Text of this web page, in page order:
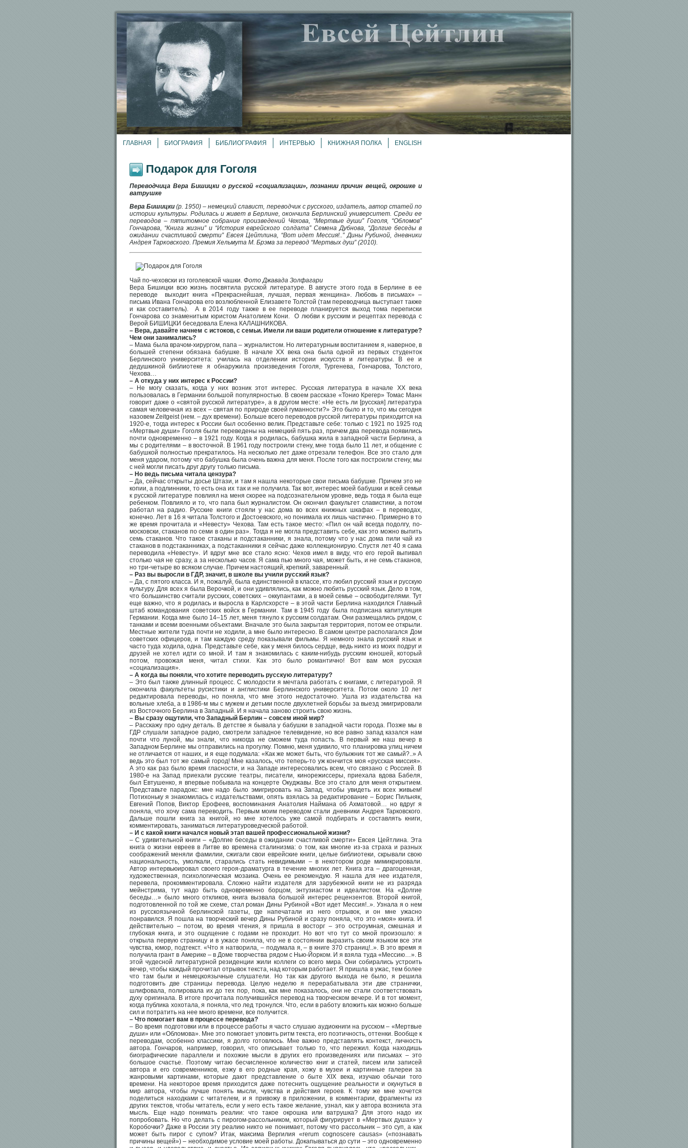
ГЛАВНАЯ БИОГРАФИЯ БИБЛИОГРАФИЯ ИНТЕРВЬЮ КНИЖНАЯ ПОЛКА ENGLISH
Подарок для Гоголя
Переводчица Вера Бишицки о русской «социализации», познании причин вещей, окрошке и
ватрушке
Вера Бишицки (р. 1950) – немецкий славист, переводчик с русского, издатель, автор статей по
истории культуры. Родилась и живет в Берлине, окончила Берлинский университет. Среди ее
переводов – пятитомное собрание произведений Чехова, “Мертвые души” Гоголя, “Обломов”
Гончарова, “Книга жизни” и “История еврейского солдата” Cемена Дубнова, “Долгие беседы в
ожидании счастливой смерти” Евсея Цейтлина, “Вот идет Мессия!..” Дины Рубиной, дневники
Андрея Тарковского. Премия Хельмута М. Брэма за перевод “Мертвых душ” (2010).
Чай по-чеховски из гоголевской чашки. Фото Джавада Золфагари
Вера Бишицки всю жизнь посвятила русской литературе. В августе этого года в Берлине в ее
переводе выходит книга «Прекраснейшая, лучшая, первая женщина». Любовь в письмах» –
письма Ивана Гончарова его возлюбленной Елизавете Толстой (там переводчица выступает также
и как составитель). А в 2014 году также в ее переводе планируется выход тома переписки
Гончарова со знаменитым юристом Анатолием Кони. О любви к русским и рецептах перевода с
Верой БИШИЦКИ беседовала Елена КАЛАШНИКОВА.
– Вера, давайте начнем с истоков, с семьи. Имели ли ваши родители отношение к литературе?
Чем они занимались?
– Мама была врачом-хирургом, папа – журналистом. Но литературным воспитанием я, наверное, в
большей степени обязана бабушке. В начале XX века она была одной из первых студенток
Берлинского университета: училась на отделении истории искусств и литературы. В ее и
дедушкиной библиотеке я обнаружила произведения Гоголя, Тургенева, Гончарова, Толстого,
Чехова…
– А откуда у них интерес к России?
– Не могу сказать, когда у них возник этот интерес. Русская литература в начале XX века
пользовалась в Германии большой популярностью. В своем рассказе «Тонио Крегер» Томас Манн
говорит даже о «святой русской литературе», а в другом месте: «Не есть ли [русская] литература
самая человечная из всех – святая по природе своей гуманности?» Это было и то, что мы сегодня
назовем Zeitgeist (нем. – дух времени). Больше всего переводов русской литературы приходится на
1920-е, тогда интерес к России был особенно велик. Представьте себе: только с 1921 по 1925 год
«Мертвые души» Гоголя были переведены на немецкий пять раз, причем два перевода появились
почти одновременно – в 1921 году. Когда я родилась, бабушка жила в западной части Берлина, а
мы с родителями – в восточной. В 1961 году построили стену, мне тогда было 11 лет, и общение с
бабушкой полностью прекратилось. На несколько лет даже отрезали телефон. Все это стало для
меня ударом, потому что бабушка была очень важна для меня. После того как построили стену, мы
с ней могли писать друг другу только письма.
– Но ведь письма читала цензура?
– Да, сейчас открыты досье Штази, и там я нашла некоторые свои письма бабушке. Причем это не
копии, а подлинники, то есть она их так и не получила. Так вот, интерес моей бабушки и всей семьи
к русской литературе повлиял на меня скорее на подсознательном уровне, ведь тогда я была еще
ребенком. Повлияло и то, что папа был журналистом. Он окончил факультет славистики, а потом
работал на радио. Русские книги стояли у нас дома во всех книжных шкафах – в переводах,
конечно. Лет в 16 я читала Толстого и Достоевского, но понимала их лишь частично. Примерно в то
же время прочитала и «Невесту» Чехова. Там есть такое место: «Пил он чай всегда подолгу, по-
московски, стаканов по семи в один раз». Тогда я не могла представить себе, как это можно выпить
семь стаканов. Что такое стаканы и подстаканники, я знала, потому что у нас дома пили чай из
стаканов в подстаканниках, а подстаканники я сейчас даже коллекционирую. Спустя лет 40 я сама
переводила «Невесту». И вдруг мне все стало ясно: Чехов имел в виду, что его герой выпивал
столько чая не сразу, а за несколько часов. Я сама пью много чая, может быть, и не семь стаканов,
но три-четыре во всяком случае. Причем настоящий, крепкий, заваренный.
– Раз вы выросли в ГДР, значит, в школе вы учили русский язык?
– Да, с пятого класса. И я, пожалуй, была единственной в классе, кто любил русский язык и русскую
культуру. Для всех я была Верочкой, и они удивлялись, как можно любить русский язык. Дело в том,
что большинство считали русских, советских – оккупантами, а в моей семье – освободителями. Тут
еще важно, что я родилась и выросла в Карлсхорсте – в этой части Берлина находился Главный
штаб командования советских войск в Германии. Там в 1945 году была подписана капитуляция
Германии. Когда мне было 14–15 лет, меня тянуло к русским солдатам. Они размещались рядом, с
танками и всеми военными объектами. Вначале это была закрытая территория, потом ее открыли.
Местные жители туда почти не ходили, а мне было интересно. В самом центре располагался Дом
советских офицеров, и там каждую среду показывали фильмы. Я немного знала русский язык и
часто туда ходила, одна. Представьте себе, как у меня билось сердце, ведь никто из моих подруг и
друзей не хотел идти со мной. И там я знакомилась с каким-нибудь русским юношей, который
потом, провожая меня, читал стихи. Как это было романтично! Вот вам моя русская
«социализация».
– А когда вы поняли, что хотите переводить русскую литературу?
– Это был также длинный процесс. С молодости я мечтала работать с книгами, с литературой. Я
окончила факультеты русистики и англистики Берлинского университета. Потом около 10 лет
редактировала переводы, но поняла, что мне этого недостаточно. Ушла из издательства на
вольные хлеба, а в 1986-м мы с мужем и детьми после двухлетней борьбы за выезд эмигрировали
из Восточного Берлина в Западный. И я начала заново строить свою жизнь.
– Вы сразу ощутили, что Западный Берлин – совсем иной мир?
– Расскажу про одну деталь. В детстве я бывала у бабушки в западной части города. Позже мы в
ГДР слушали западное радио, смотрели западное телевидение, но все равно запад казался нам
почти что луной, мы знали, что никогда не сможем туда попасть. В первый же наш вечер в
Западном Берлине мы отправились на прогулку. Помню, меня удивило, что планировка улиц ничем
не отличается от наших, и я еще подумала: «Как же может быть, что булыжник тот же самый?..» А
ведь это был тот же самый город! Мне казалось, что теперь-то уж кончится моя «русская миссия».
А это как раз было время гласности, и на Западе интересовались всем, что связано с Россией. В
1980-е на Запад приехали русские театры, писатели, кинорежиссеры, приехала вдова Бабеля,
был Евтушенко, я впервые побывала на концерте Окуджавы. Все это стало для меня открытием.
Представьте парадокс: мне надо было эмигрировать на Запад, чтобы увидеть их всех живьем!
Потихоньку я знакомилась с издательствами, опять взялась за редактирование – Борис Пильняк,
Евгений Попов, Виктор Ерофеев, воспоминания Анатолия Наймана об Ахматовой… но вдруг я
поняла, что хочу сама переводить. Первым моим переводом стали дневники Андрея Тарковского.
Дальше пошли книга за книгой, но мне хотелось уже самой подбирать и составлять книги,
комментировать, заниматься литературоведческой работой.
– И с какой книги начался новый этап вашей профессиональной жизни?
– С удивительной книги – «Долгие беседы в ожидании счастливой смерти» Евсея Цейтлина. Эта
книга о жизни евреев в Литве во времена сталинизма: о том, как многие из-за страха и разных
соображений меняли фамилии, сжигали свои еврейские книги, целые библиотеки, скрывали свою
национальность, умолкали, старались стать невидимыми – в некотором роде мимикрировали.
Автор интервьюировал своего героя-драматурга в течение многих лет. Книга эта – драгоценная,
художественная, психологическая мозаика. Очень ее рекомендую. Я нашла для нее издателя,
перевела, прокомментировала. Сложно найти издателя для зарубежной книги не из разряда
мейнстрима, тут надо быть одновременно борцом, энтузиастом и идеалистом. На «Долгие
беседы…» было много откликов, книга вызвала большой интерес рецензентов. Второй книгой,
подготовленной по той же схеме, стал роман Дины Рубиной «Вот идет Мессия!..». Узнала я о нем
из русскоязычной берлинской газеты, где напечатали из него отрывок, и он мне ужасно
понравился. Я пошла на творческий вечер Дины Рубиной и сразу поняла, что это «моя» книга. И
действительно – потом, во время чтения, я пришла в восторг – это остроумная, смешная и
глубокая книга, и это ощущение с годами не проходит. Но вот что тут со мной произошло: я
открыла первую страницу и в ужасе поняла, что не в состоянии выразить своим языком все эти
чувства, юмор, подтекст. «Что я натворила, – подумала я, – в книге 370 страниц!..». В это время я
получила грант в Америке – в Доме творчества рядом с Нью-Йорком. И я взяла туда «Мессию…». В
этой чудесной литературной резиденции жили коллеги со всего мира. Они собирались устроить
вечер, чтобы каждый прочитал отрывок текста, над которым работает. Я пришла в ужас, тем более
что там были и немецкоязычные слушатели. Но так как другого выхода не было, я решила
подготовить две страницы перевода. Целую неделю я перерабатывала эти две странички,
шлифовала, полировала их до тех пор, пока, как мне показалось, они не стали соответствовать
духу оригинала. В итоге прочитала получившийся перевод на творческом вечере. И в тот момент,
когда публика хохотала, я поняла, что лед тронулся. Что, если в работу вложить как можно больше
сил и потратить на нее много времени, все получится.
– Что помогает вам в процессе перевода?
– Во время подготовки или в процессе работы я часто слушаю аудиокниги на русском – «Мертвые
души» или «Обломова». Мне это помогает уловить ритм текста, его поэтичность, оттенки. Вообще к
переводам, особенно классики, я долго готовлюсь. Мне важно представлять контекст, личность
автора. Гончаров, например, говорил, что описывает только то, что пережил. Когда находишь
биографические параллели и похожие мысли в других его произведениях или письмах – это
большое счастье. Поэтому читаю бесчисленное количество книг и статей, писем или записей
автора и его современников, езжу в его родные края, хожу в музеи и картинные галереи за
жанровыми картинами, которые дают представление о быте XIX века, изучаю обычаи того
времени. На некоторое время приходится даже потеснить ощущение реальности и окунуться в
мир автора, чтобы лучше понять мысли, чувства и действия героев. К тому же мне хочется
поделиться находками с читателем, и я привожу в приложении, в комментарии, фрагменты из
других текстов, чтобы читатель, если у него есть такое желание, узнал, как у автора возникла эта
мысль. Еще надо понимать реалии: что такое окрошка или ватрушка? Для этого надо их
попробовать. Но что делать с пирогом-рассольником, который фигурирует в «Мертвых душах» у
Коробочки? Даже в России эту реалию никто не понимает, потому что рассольник – это суп, а как
может быть пирог с супом? Итак, максима Вергилия «rerum cognoscere causas» («познавать
причины вещей») – необходимое условие моей работы. Докапываться до сути – это одновременно